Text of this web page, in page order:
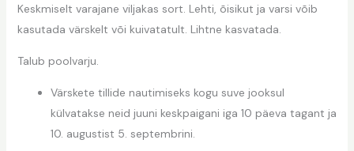
Keskmiselt varajane viljakas sort. Lehti, õisikut ja varsi võib
kasutada värskelt või kuivatatult. Lihtne kasvatada.
Talub poolvarju.
Värskete tillide nautimiseks kogu suve jooksul
külvatakse neid juuni keskpaigani iga 10 päeva tagant ja
10. augustist 5. septembrini.